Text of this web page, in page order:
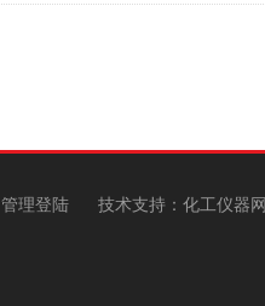
管理登陆技术支持： 化工仪器网